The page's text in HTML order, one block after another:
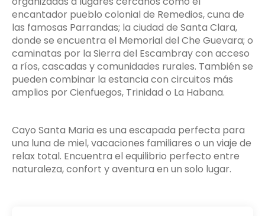
encantador pueblo colonial de Remedios, cuna de
las famosas Parrandas; la ciudad de Santa Clara,
donde se encuentra el Memorial del Che Guevara; o
caminatas por la Sierra del Escambray con acceso
a ríos, cascadas y comunidades rurales. También se
pueden combinar la estancia con circuitos más
amplios por Cienfuegos, Trinidad o La Habana.
Cayo Santa Maria es una escapada perfecta para
una luna de miel, vacaciones familiares o un viaje de
relax total. Encuentra el equilibrio perfecto entre
naturaleza, confort y aventura en un solo lugar.